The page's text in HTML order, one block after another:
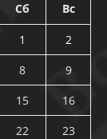
Сб Вс
1
2
8
9
15
16
22
23